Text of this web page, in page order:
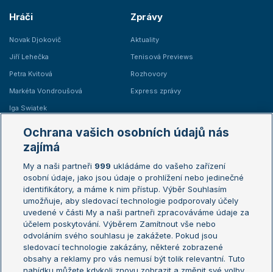
Hráči
Novak Djokovič
Jiří Lehečka
Petra Kvitová
Markéta Vondroušová
Iga Swiatek
Zprávy
Aktuality
Tenisová Previews
Rozhovory
Express zprávy
Žebříčky
Žebříček ATP (muži)
Žebříček WTA (ženy)
Sázkařský žebříček
Australian Open
French Open
Wimbledon
US Open
Turnaj mistrů
Turnaj mistryň
Ochrana vašich osobních údajů nás
zajímá
My a naši partneři 999 ukládáme do vašeho zařízení
osobní údaje, jako jsou údaje o prohlížení nebo jedinečné
identifikátory, a máme k nim přístup. Výběr Souhlasím
umožňuje, aby sledovací technologie podporovaly účely
uvedené v části My a naši partneři zpracováváme údaje za
účelem poskytování. Výběrem Zamítnout vše nebo
odvoláním svého souhlasu je zakážete. Pokud jsou
sledovací technologie zakázány, některé zobrazené
obsahy a reklamy pro vás nemusí být tolik relevantní. Tuto